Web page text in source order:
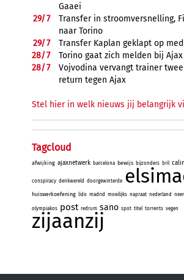
Gaaei
29/7
Transfer in stroomversnelling,
naar Torino
29/7
Transfer Kaplan geklapt op
28/7
Torino gaat zich melden bij
28/7
Vojvodina vervangt trainer
return tegen Ajax
Stel hier in welk nieuws jij belangrijk
Tagcloud
afwijking ajaxnetwerk barcelona bewijs bijzonders bril
conspiracy denkwereld doorgewinterde
huiswerkoefening lido madrid moeilijks napraat nederland
olympiakos post redrum sano spot titel torrents vegen
zijaanzij